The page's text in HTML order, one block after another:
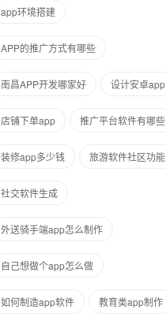
app环境搭建
APP的推广方式有哪些
南昌APP开发哪家好 设计安卓app
店铺下单app 推广平台软件有哪些
装修app多少钱 旅游软件社区功能
社交软件生成
外送骑手端app怎么制作
自己想做个app怎么做
如何制造app软件 教育类app制作